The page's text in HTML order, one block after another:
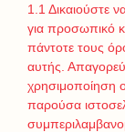
1.1 Δικαιούστε
για προσωπικό
πάντοτε τους
αυτής.
χρησιμοποίηση
παρούσα